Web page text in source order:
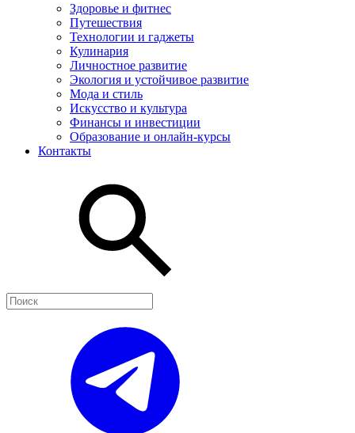
Здоровье и фитнес
Путешествия
Технологии и гаджеты
Кулинария
Личностное развитие
Экология и устойчивое развитие
Мода и стиль
Искусство и культура
Финансы и инвестиции
Образование и онлайн-курсы
Контакты